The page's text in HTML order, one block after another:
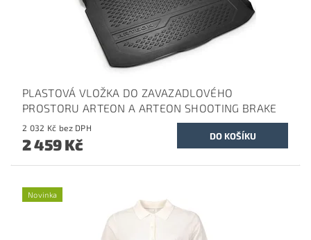
PLASTOVÁ VLOŽKA DO ZAVAZADLOVÉHO
PROSTORU ARTEON A ARTEON SHOOTING BRAKE
2 032 Kč bez DPH
2 459 Kč
Novinka